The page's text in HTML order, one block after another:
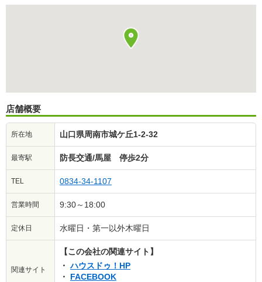
店舗概要
所在地 山口県周南市城ケ丘1-2-32
最寄駅 防長交通/馬屋 停歩2分
TEL 0834-34-1107
営業時間 9:30～18:00
定休日 水曜日・第一以外木曜日
関連サイト
【この会社の関連サイト】
ハウスドゥ！HP
FACEBOOK